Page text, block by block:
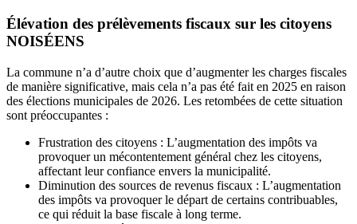
Élévation des prélèvements fiscaux sur les citoyens
NOISÉENS
La commune n’a d’autre choix que d’augmenter les charges fiscales
de manière significative, mais cela n’a pas été fait en 2025 en raison
des élections municipales de 2026. Les retombées de cette situation
sont préoccupantes :
Frustration des citoyens : L’augmentation des impôts va
provoquer un mécontentement général chez les citoyens,
affectant leur confiance envers la municipalité.
Diminution des sources de revenus fiscaux : L’augmentation
des impôts va provoquer le départ de certains contribuables,
ce qui réduit la base fiscale à long terme.